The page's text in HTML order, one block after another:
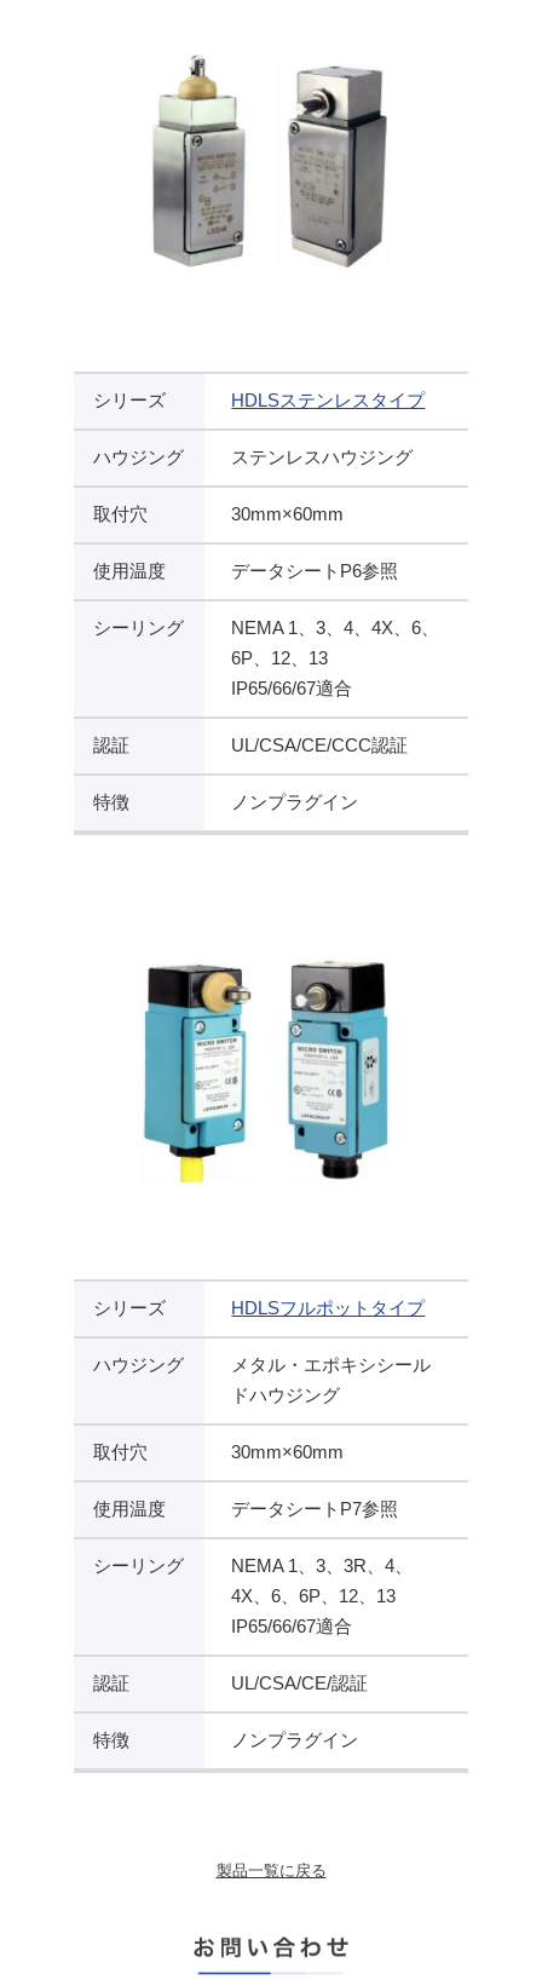
シリーズ HDLSステンレスタイプ
ハウジング ステンレスハウジング
取付穴 30mm×60mm
使用温度 データシートP6参照
シーリング
NEMA 1、3、4、4X、6、
6P、12、13
IP65/66/67適合
認証 UL/CSA/CE/CCC認証
特徴 ノンプラグイン
シリーズ HDLSフルポットタイプ
ハウジング
メタル・エポキシシール
ドハウジング
取付穴 30mm×60mm
使用温度 データシートP7参照
シーリング
NEMA 1、3、3R、4、
4X、6、6P、12、13
IP65/66/67適合
認証 UL/CSA/CE/認証
特徴 ノンプラグイン
製品一覧に戻る